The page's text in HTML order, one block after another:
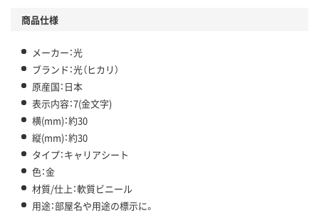
商品仕様
メーカー：光
ブランド：光（ヒカリ）
原産国：日本
表示内容：7(金文字)
横(mm)：約30
縦(mm)：約30
タイプ：キャリアシート
色：金
材質/仕上：軟質ビニール
用途：部屋名や用途の標示に。